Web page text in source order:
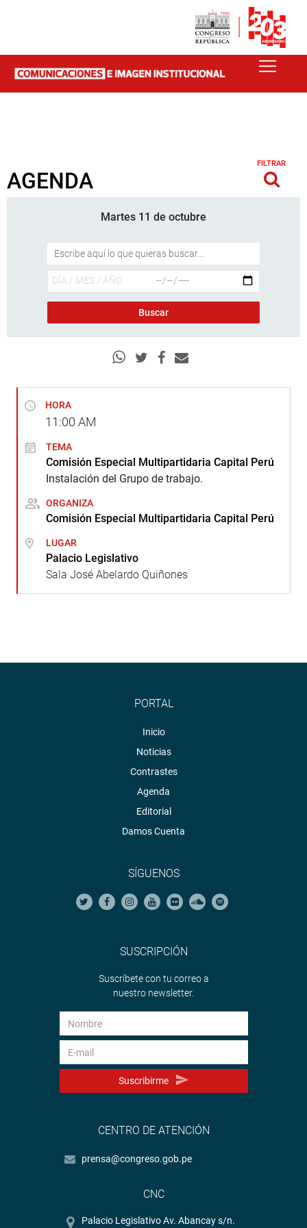
AGENDA
FILTRAR
Martes 11 de octubre
HORA
11:00 AM
TEMA
Comisión Especial Multipartidaria Capital Perú
Instalación del Grupo de trabajo.
ORGANIZA
Comisión Especial Multipartidaria Capital Perú
LUGAR
Palacio Legislativo
Sala José Abelardo Quiñones
PORTAL
Inicio
Noticias
Contrastes
Agenda
Editorial
Damos Cuenta
SÍGUENOS
SUSCRIPCIÓN
Suscríbete con tu correo a
nuestro newsletter.
Suscribirme
CENTRO DE ATENCIÓN
prensa@congreso.gob.pe
CNC
Palacio Legislativo Av. Abancay s/n.